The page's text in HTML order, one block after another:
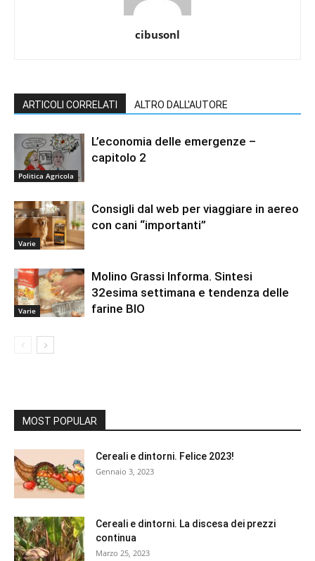
cibusonl
ARTICOLI CORRELATI ALTRO DALL'AUTORE
Politica Agricola
L’economia delle emergenze –
capitolo 2
Varie
Consigli dal web per viaggiare in aereo
con cani “importanti”
Varie
Molino Grassi Informa. Sintesi
32esima settimana e tendenza delle
farine BIO
MOST POPULAR
Cereali e dintorni. Felice 2023!
Gennaio 3, 2023
Cereali e dintorni. La discesa dei prezzi
continua
Marzo 25, 2023